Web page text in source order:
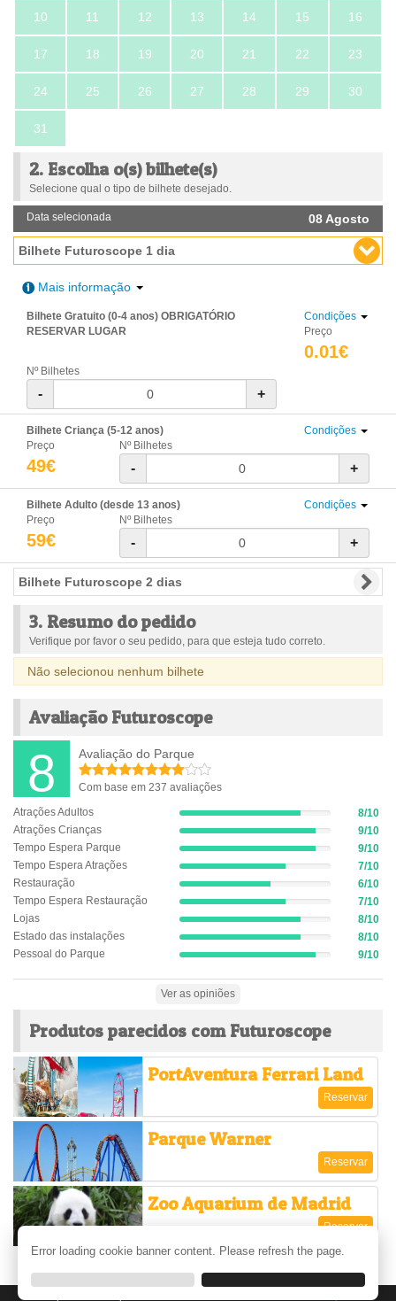
10 11 12 13 14 15 16
17 18 19 20 21 22 23
24 25 26 27 28 29 30
31
2. Escolha o(s) bilhete(s)
Selecione qual o tipo de bilhete desejado.
Data selecionada 08 Agosto
Bilhete Futuroscope 1 dia
Mais informação
Bilhete Gratuito (0-4 anos) OBRIGATÓRIO
RESERVAR LUGAR
Condições
Preço
0.01€
Nº Bilhetes
- +
Bilhete Criança (5-12 anos)
Condições
Preço
49€
Nº Bilhetes
- +
Bilhete Adulto (desde 13 anos)
Condições
Preço
59€
Nº Bilhetes
- +
Bilhete Futuroscope 2 dias
3. Resumo do pedido
Verifique por favor o seu pedido, para que esteja tudo correto.
Não selecionou nenhum bilhete
Avaliação Futuroscope
8 Avaliação do Parque
Com base em 237 avaliações
Atrações Adultos
8%
Complete
(success)
8/10
Atrações Crianças
9%
Complete
(success)
9/10
Tempo Espera Parque
9%
Complete
(success)
9/10
Tempo Espera Atrações
7%
Complete
(success)
7/10
Restauração
6%
Complete
(success)
6/10
Tempo Espera Restauração
7%
Complete
(success)
7/10
Lojas
8%
Complete
(success)
8/10
Estado das instalações
8%
Complete
8/10
Pessoal do Parque
9%
9/10
Ver as opiniões
Produtos parecidos com Futuroscope
PortAventura Ferrari Land
Reservar
Parque Warner
Reservar
Zoo Aquarium de Madrid
Reservar
Error loading cookie banner content. Please refresh the page.